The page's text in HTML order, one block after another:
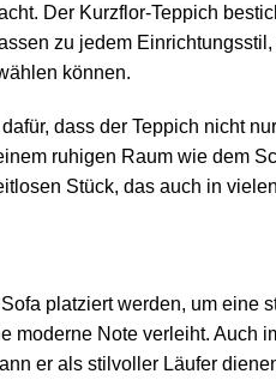
Der Kurzflor-Teppich
zu jedem
können.
dass der Teppich nicht
ruhigen Raum wie dem
Stück, das auch in
platziert werden, um eine
moderne Note verleiht. Auch
er als stilvoller Läufer